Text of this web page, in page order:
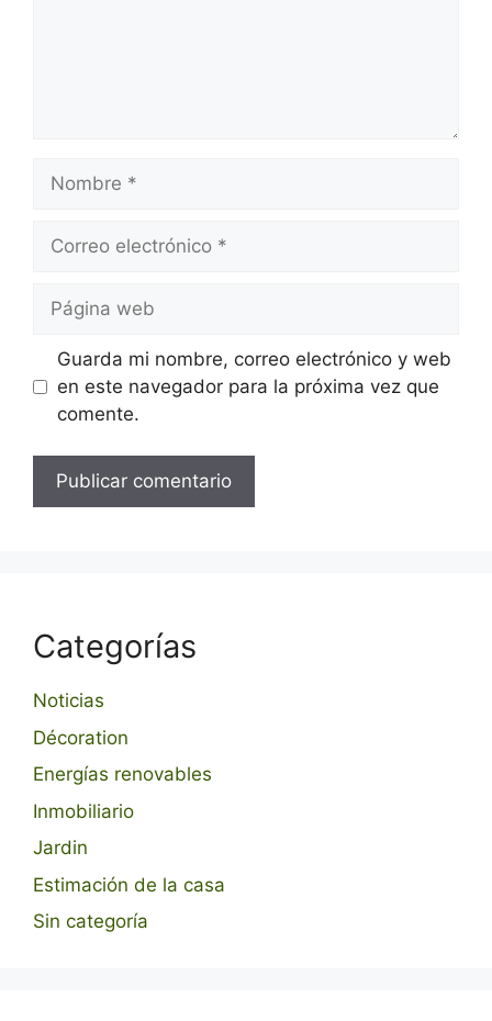
electrónico
Página
web
Guarda mi nombre, correo electrónico y web
en este navegador para la próxima vez que
comente.
Categorías
Noticias
Décoration
Energías renovables
Inmobiliario
Jardin
Estimación de la casa
Sin categoría